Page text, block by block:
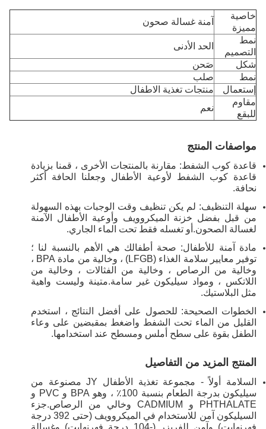
خاصية
مميزة
آمنة غسالة صحون
نمط
التصميم
الحد الأدنى
شكل
صَحن
نمط
صلب
إستعمال
منتجات تغذية الاطفال
مقاوم
للبقع
نعم
مواصفات المنتج
قاعدة كوب الشفط: مقارنة بالمنتجات الأخرى ، قمنا بزيادة
قاعدة كوب الشفط لأوعية الأطفال وجعلنا الحافة أكثر
نحافة.
سهلة التنظيف: لم يكن تنظيف وقت الوجبات بهذه السهولة
من قبل بفضل خزنة الميكروويف وأوعية الأطفال الآمنة
لغسالة الصحون.أو تغسله فقط تحت الماء الجاري.
مادة آمنة للأطفال: صحة أطفالك هي الأهم بالنسبة لنا ؛
توفير معايير سلامة الغذاء (LFGB) ، وخالية من مادة BPA ،
وخالية من الرصاص ، وخالية من الفثالات ، وخالية من
اللاتكس ، ومواد سيليكون غير سامة.متينة وليست واهية
مثل البلاستيك.
الخطوات الصحيحة: للحصول على أفضل النتائج ، استخدم
القليل من الماء تحت الشفط واضغط بمقبضين على وعاء
الطفل بقوة على سطح أملس ومسطح عند استخدامها.
المنتج المزيد من التفاصيل
السلامة أولاً - مجموعة تغذية الأطفال JY مصنوعة من
سيليكون بدرجة الطعام بنسبة 100٪ ، وهو BPA و PVC و
PHTHALATE و CADMIUM وخالي من الرصاص.جزء
السيليكون آمن للاستخدام في الميكروويف (حتى 392 درجة
فهرنهايت) وآمن للفريزر (-104 درجة فهرنهايت) وغسالة